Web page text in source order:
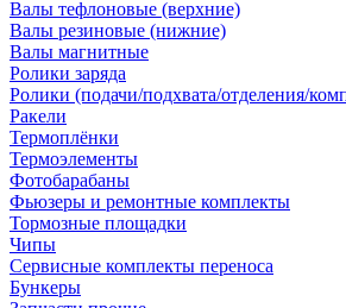
Валы тефлоновые (верхние)
Валы резиновые (нижние)
Валы магнитные
Ролики заряда
Ролики (подачи/подхвата/отделения/
Ракели
Термоплёнки
Термоэлементы
Фотобарабаны
Фьюзеры и ремонтные комплекты
Тормозные площадки
Чипы
Сервисные комплекты переноса
Бункеры